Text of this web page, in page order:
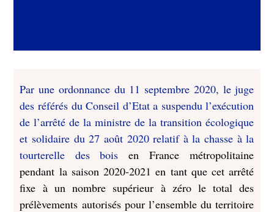
Par une ordonnance du 11 septembre 2020, le juge
des référés du Conseil d’Etat a suspendu l’exécution
de l’arrêté de la ministre de la transition écologique
et solidaire du 27 août 2020 relatif à la chasse à la
tourterelle des bois en France métropolitaine
pendant la saison 2020-2021 en tant que cet arrêté
fixe à un nombre supérieur à zéro le total des
prélèvements autorisés pour l’ensemble du territoire